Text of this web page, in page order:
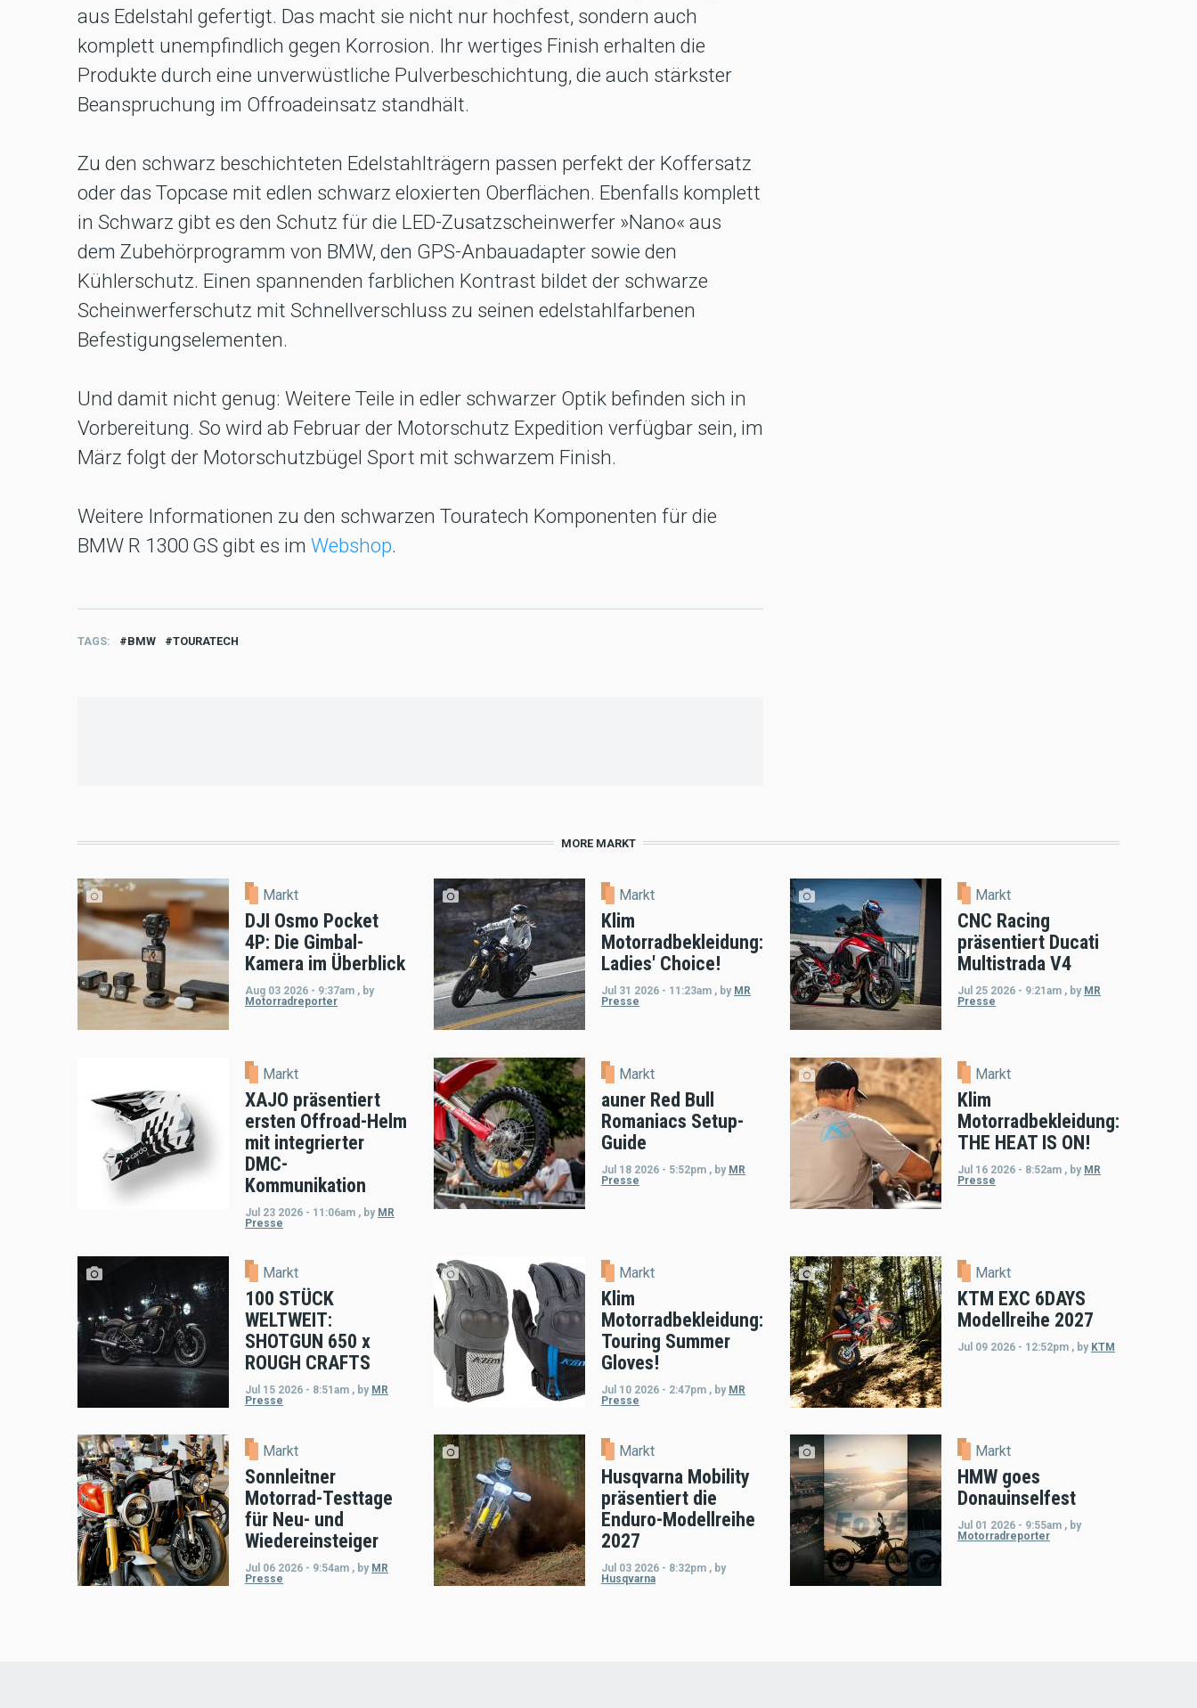
aus Edelstahl gefertigt. Das macht sie nicht nur hochfest, sondern auch
komplett unempfindlich gegen Korrosion. Ihr wertiges Finish erhalten die
Produkte durch eine unverwüstliche Pulverbeschichtung, die auch stärkster
Beanspruchung im Offroadeinsatz standhält.
Zu den schwarz beschichteten Edelstahlträgern passen perfekt der Koffersatz
oder das Topcase mit edlen schwarz eloxierten Oberflächen. Ebenfalls komplett
in Schwarz gibt es den Schutz für die LED-Zusatzscheinwerfer »Nano« aus
dem Zubehörprogramm von BMW, den GPS-Anbauadapter sowie den
Kühlerschutz. Einen spannenden farblichen Kontrast bildet der schwarze
Scheinwerferschutz mit Schnellverschluss zu seinen edelstahlfarbenen
Befestigungselementen.
Und damit nicht genug: Weitere Teile in edler schwarzer Optik befinden sich in
Vorbereitung. So wird ab Februar der Motorschutz Expedition verfügbar sein, im
März folgt der Motorschutzbügel Sport mit schwarzem Finish.
Weitere Informationen zu den schwarzen Touratech Komponenten für die
BMW R 1300 GS gibt es im Webshop.
TAGS BMW TOURATECH
MORE MARKT
Markt
DJI Osmo Pocket
4P: Die Gimbal-
Kamera im Überblick
Aug 03 2026 - 9:37am , by
Motorradreporter
Markt
Klim
Motorradbekleidung:
Ladies' Choice!
Jul 31 2026 - 11:23am , by MR
Presse
Markt
CNC Racing
präsentiert Ducati
Multistrada V4
Jul 25 2026 - 9:21am , by MR
Presse
Markt
XAJO präsentiert
ersten Offroad-Helm
mit integrierter
DMC-
Kommunikation
Jul 23 2026 - 11:06am , by MR
Presse
Markt
auner Red Bull
Romaniacs Setup-
Guide
Jul 18 2026 - 5:52pm , by MR
Presse
Markt
Klim
Motorradbekleidung:
THE HEAT IS ON!
Jul 16 2026 - 8:52am , by MR
Presse
Markt
100 STÜCK
WELTWEIT:
SHOTGUN 650 x
ROUGH CRAFTS
Jul 15 2026 - 8:51am , by MR
Presse
Markt
Klim
Motorradbekleidung:
Touring Summer
Gloves!
Jul 10 2026 - 2:47pm , by MR
Presse
Markt
KTM EXC 6DAYS
Modellreihe 2027
Jul 09 2026 - 12:52pm , by KTM
Markt
Sonnleitner
Motorrad-Testtage
für Neu- und
Wiedereinsteiger
Jul 06 2026 - 9:54am , by MR
Presse
Markt
Husqvarna Mobility
präsentiert die
Enduro-Modellreihe
2027
Jul 03 2026 - 8:32pm , by
Husqvarna
Markt
HMW goes
Donauinselfest
Jul 01 2026 - 9:55am , by
Motorradreporter